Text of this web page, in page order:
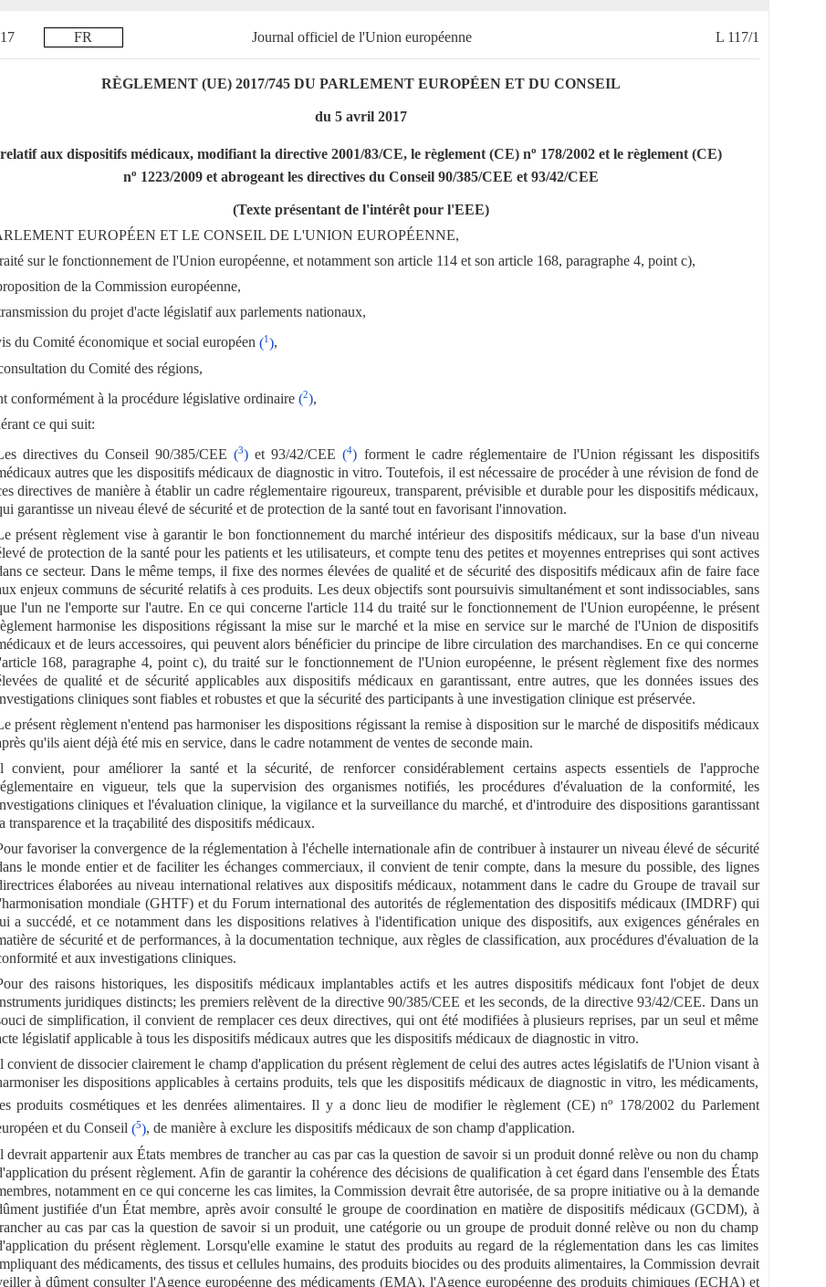
FR Journal officiel de l'Union européenne L 117/1
RÈGLEMENT (UE) 2017/745 DU PARLEMENT EUROPÉEN ET DU CONSEIL
du 5 avril 2017
relatif aux dispositifs médicaux, modifiant la directive 2001/83/CE, le règlement (CE) no 178/2002 et le règlement (CE)
no 1223/2009 et abrogeant les directives du Conseil 90/385/CEE et 93/42/CEE
(Texte présentant de l'intérêt pour l'EEE)
EUROPÉEN ET LE CONSEIL DE L'UNION EUROPÉENNE,
sur le fonctionnement de l'Union européenne, et notamment son article 114 et son article 168, paragraphe 4, point c),
de la Commission européenne,
du projet d'acte législatif aux parlements nationaux,
du Comité économique et social européen (1),
du Comité des régions,
conformément à la procédure législative ordinaire (2),
ce qui suit:
directives du Conseil 90/385/CEE(3) et 93/42/CEE(4) forment le cadre réglementaire de l'Union régissant les dispositifs
autres que les dispositifs médicaux de diagnostic in vitro. Toutefois, il est nécessaire de procéder à une révision de fond de
directives de manière à établir un cadre réglementaire rigoureux, transparent, prévisible et durable pour les dispositifs médicaux,
garantisse un niveau élevé de sécurité et de protection de la santé tout en favorisant l'innovation.
présent règlement vise à garantir le bon fonctionnement du marché intérieur des dispositifs médicaux, sur la base d'un niveau
de protection de la santé pour les patients et les utilisateurs, et compte tenu des petites et moyennes entreprises qui sont actives
ce secteur. Dans le même temps, il fixe des normes élevées de qualité et de sécurité des dispositifs médicaux afin de faire face
enjeux communs de sécurité relatifs à ces produits. Les deux objectifs sont poursuivis simultanément et sont indissociables, sans
l'un ne l'emporte sur l'autre. En ce qui concerne l'article 114 du traité sur le fonctionnement de l'Union européenne, le présent
harmonise les dispositions régissant la mise sur le marché et la mise en service sur le marché de l'Union de dispositifs
et de leurs accessoires, qui peuvent alors bénéficier du principe de libre circulation des marchandises. En ce qui concerne
168, paragraphe 4, point c), du traité sur le fonctionnement de l'Union européenne, le présent règlement fixe des normes
de qualité et de sécurité applicables aux dispositifs médicaux en garantissant, entre autres, que les données issues des
cliniques sont fiables et robustes et que la sécurité des participants à une investigation clinique est préservée.
présent règlement n'entend pas harmoniser les dispositions régissant la remise à disposition sur le marché de dispositifs médicaux
qu'ils aient déjà été mis en service, dans le cadre notamment de ventes de seconde main.
convient, pour améliorer la santé et la sécurité, de renforcer considérablement certains aspects essentiels de l'approche
en vigueur, tels que la supervision des organismes notifiés, les procédures d'évaluation de la conformité, les
cliniques et l'évaluation clinique, la vigilance et la surveillance du marché, et d'introduire des dispositions garantissant
transparence et la traçabilité des dispositifs médicaux.
favoriser la convergence de la réglementation à l'échelle internationale afin de contribuer à instaurer un niveau élevé de sécurité
le monde entier et de faciliter les échanges commerciaux, il convient de tenir compte, dans la mesure du possible, des lignes
élaborées au niveau international relatives aux dispositifs médicaux, notamment dans le cadre du Groupe de travail sur
mondiale (GHTF) et du Forum international des autorités de réglementation des dispositifs médicaux (IMDRF) qui
a succédé, et ce notamment dans les dispositions relatives à l'identification unique des dispositifs, aux exigences générales en
de sécurité et de performances, à la documentation technique, aux règles de classification, aux procédures d'évaluation de la
et aux investigations cliniques.
des raisons historiques, les dispositifs médicaux implantables actifs et les autres dispositifs médicaux font l'objet de deux
juridiques distincts; les premiers relèvent de la directive 90/385/CEE et les seconds, de la directive 93/42/CEE. Dans un
de simplification, il convient de remplacer ces deux directives, qui ont été modifiées à plusieurs reprises, par un seul et même
législatif applicable à tous les dispositifs médicaux autres que les dispositifs médicaux de diagnostic in vitro.
convient de dissocier clairement le champ d'application du présent règlement de celui des autres actes législatifs de l'Union visant à
les dispositions applicables à certains produits, tels que les dispositifs médicaux de diagnostic in vitro, les médicaments,
produits cosmétiques et les denrées alimentaires. Il y a donc lieu de modifier le règlement (CE) no
178/2002 du Parlement
et du Conseil (5), de manière à exclure les dispositifs médicaux de son champ d'application.
devrait appartenir aux États membres de trancher au cas par cas la question de savoir si un produit donné relève ou non du champ
du présent règlement. Afin de garantir la cohérence des décisions de qualification à cet égard dans l'ensemble des États
notamment en ce qui concerne les cas limites, la Commission devrait être autorisée, de sa propre initiative ou à la demande
justifiée d'un État membre, après avoir consulté le groupe de coordination en matière de dispositifs médicaux (GCDM), à
au cas par cas la question de savoir si un produit, une catégorie ou un groupe de produit donné relève ou non du champ
du présent règlement. Lorsqu'elle examine le statut des produits au regard de la réglementation dans les cas limites
des médicaments, des tissus et cellules humains, des produits biocides ou des produits alimentaires, la Commission devrait
à dûment consulter l'Agence européenne des médicaments (EMA), l'Agence européenne des produits chimiques (ECHA) et